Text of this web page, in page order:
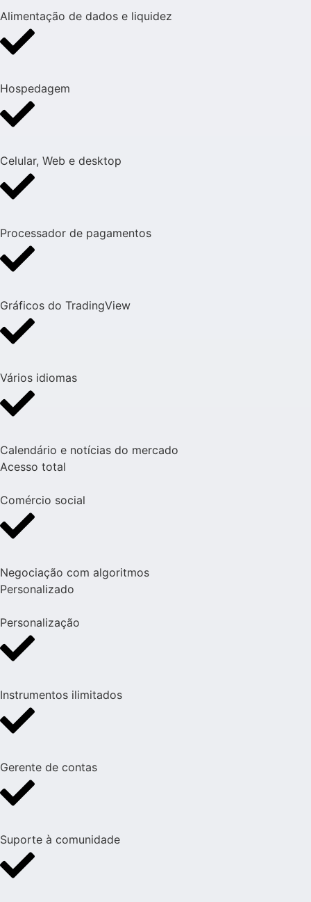
Alimentação de dados e liquidez
Hospedagem
Celular, Web e desktop
Processador de pagamentos
Gráficos do TradingView
Vários idiomas
Calendário e notícias do mercado
Acesso total
Comércio social
Negociação com algoritmos
Personalizado
Personalização
Instrumentos ilimitados
Gerente de contas
Suporte à comunidade